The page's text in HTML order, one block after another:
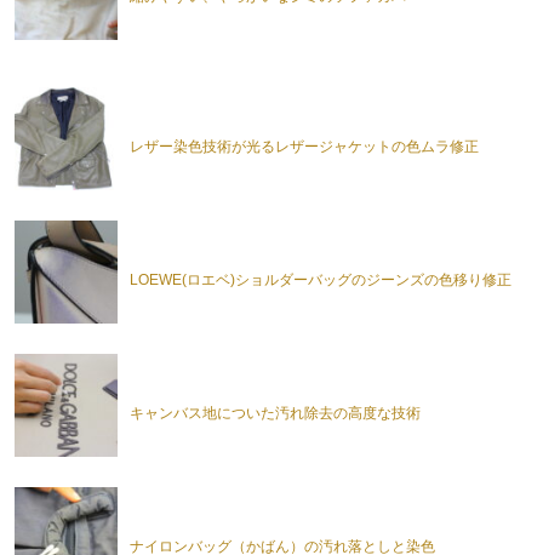
レザー染色技術が光るレザージャケットの色ムラ修正
LOEWE(ロエベ)ショルダーバッグのジーンズの色移り修正
キャンバス地についた汚れ除去の高度な技術
ナイロンバッグ（かばん）の汚れ落としと染色